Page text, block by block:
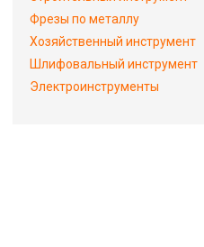
Фрезы по металлу
Хозяйственный инструмент
Шлифовальный инструмент
Электроинструменты